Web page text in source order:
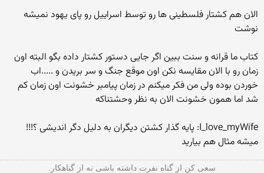
الان هم کشتار فلسطینی ها رو توسط اسراییل رو پای یهود نمیشه
نوشت
کتاب ما قرانه و سنت ببین اگر جایی دستور کشتار داده بگو البته اون
زمان رو با الان مقایسه نکن اون موقع جنگ و سر بریدن و .....اب
خوردن بوده ولی من فکر میکنم در زمان پیامبر خشونت اون زمان کم
شد اما همون خشونت الان به نظر وحشتناکه
I_love_myWife: پایه گذار کشتن دیگران به دلیل دگر اندیشی ؟!!!
میشه مثال هم بیارید
سعی کن از گناه نفرت داشته باشی نه از گناهکار.